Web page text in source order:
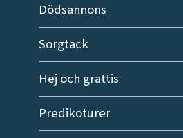
Dödsannons
Sorgtack
Hej och grattis
Predikoturer